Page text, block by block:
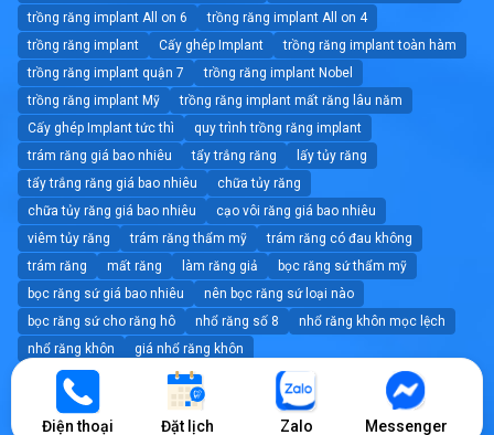
Điện thoại Đặt lịch Zalo Messenger
trồng răng implant All on 6
trồng răng implant All on 4
trồng răng implant
Cấy ghép Implant
trồng răng implant toàn hàm
trồng răng implant quận 7
trồng răng implant Nobel
trồng răng implant Mỹ
trồng răng implant mất răng lâu năm
Cấy ghép Implant tức thì
quy trình trồng răng implant
trám răng giá bao nhiêu
tẩy trắng răng
lấy tủy răng
tẩy trắng răng giá bao nhiêu
chữa tủy răng
chữa tủy răng giá bao nhiêu
cạo vôi răng giá bao nhiêu
viêm tủy răng
trám răng thẩm mỹ
trám răng có đau không
trám răng
mất răng làm răng giả
bọc răng sứ thẩm mỹ
bọc răng sứ giá bao nhiêu
nên bọc răng sứ loại nào
bọc răng sứ cho răng hô
nhổ răng số 8
nhổ răng khôn mọc lệch
nhổ răng khôn
giá nhổ răng khôn
nhổ răng không đau tốt nhất tphcm
nhổ răng
dán sứ veneer giá bao nhiêu
dán sứ veneer